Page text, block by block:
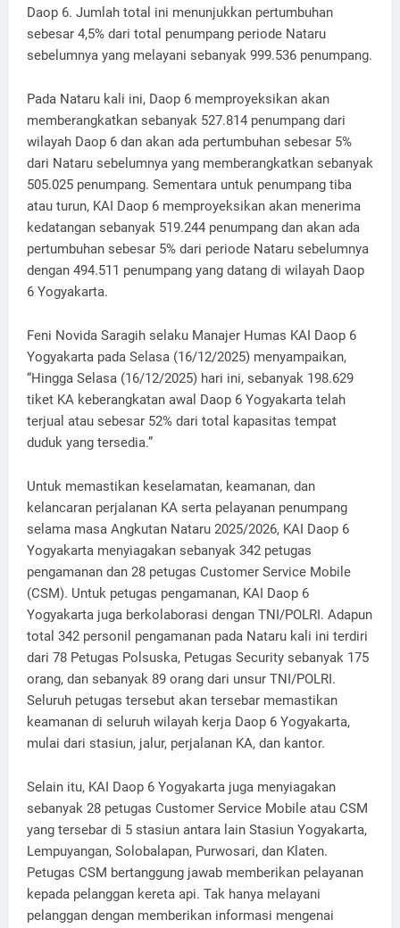
Daop 6. Jumlah total ini menunjukkan pertumbuhan
sebesar 4,5% dari total penumpang periode Nataru
sebelumnya yang melayani sebanyak 999.536 penumpang.
Pada Nataru kali ini, Daop 6 memproyeksikan akan
memberangkatkan sebanyak 527.814 penumpang dari
wilayah Daop 6 dan akan ada pertumbuhan sebesar 5%
dari Nataru sebelumnya yang memberangkatkan sebanyak
505.025 penumpang. Sementara untuk penumpang tiba
atau turun, KAI Daop 6 memproyeksikan akan menerima
kedatangan sebanyak 519.244 penumpang dan akan ada
pertumbuhan sebesar 5% dari periode Nataru sebelumnya
dengan 494.511 penumpang yang datang di wilayah Daop
6 Yogyakarta.
Feni Novida Saragih selaku Manajer Humas KAI Daop 6
Yogyakarta pada Selasa (16/12/2025) menyampaikan,
“Hingga Selasa (16/12/2025) hari ini, sebanyak 198.629
tiket KA keberangkatan awal Daop 6 Yogyakarta telah
terjual atau sebesar 52% dari total kapasitas tempat
duduk yang tersedia.”
Untuk memastikan keselamatan, keamanan, dan
kelancaran perjalanan KA serta pelayanan penumpang
selama masa Angkutan Nataru 2025/2026, KAI Daop 6
Yogyakarta menyiagakan sebanyak 342 petugas
pengamanan dan 28 petugas Customer Service Mobile
(CSM). Untuk petugas pengamanan, KAI Daop 6
Yogyakarta juga berkolaborasi dengan TNI/POLRI. Adapun
total 342 personil pengamanan pada Nataru kali ini terdiri
dari 78 Petugas Polsuska, Petugas Security sebanyak 175
orang, dan sebanyak 89 orang dari unsur TNI/POLRI.
Seluruh petugas tersebut akan tersebar memastikan
keamanan di seluruh wilayah kerja Daop 6 Yogyakarta,
mulai dari stasiun, jalur, perjalanan KA, dan kantor.
Selain itu, KAI Daop 6 Yogyakarta juga menyiagakan
sebanyak 28 petugas Customer Service Mobile atau CSM
yang tersebar di 5 stasiun antara lain Stasiun Yogyakarta,
Lempuyangan, Solobalapan, Purwosari, dan Klaten.
Petugas CSM bertanggung jawab memberikan pelayanan
kepada pelanggan kereta api. Tak hanya melayani
pelanggan dengan memberikan informasi mengenai